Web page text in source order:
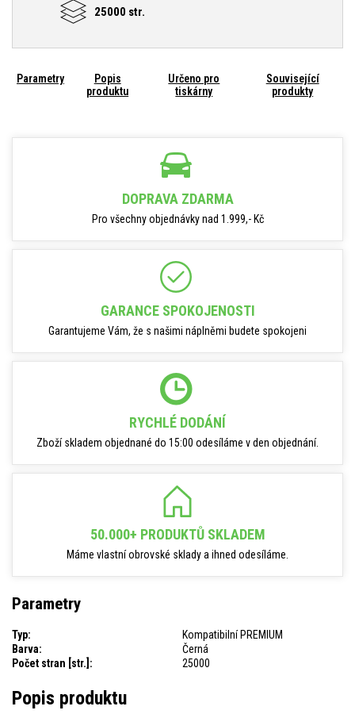
25000 str.
Parametry
Popis
produktu
Určeno pro
tiskárny
Související
produkty
DOPRAVA ZDARMA
Pro všechny objednávky nad 1.999,- Kč
GARANCE SPOKOJENOSTI
Garantujeme Vám, že s našimi náplněmi budete spokojeni
RYCHLÉ DODÁNÍ
Zboží skladem objednané do 15:00 odesíláme v den objednání.
50.000+ PRODUKTŮ SKLADEM
Máme vlastní obrovské sklady a ihned odesíláme.
Parametry
Typ:
Kompatibilní PREMIUM
Barva:
Černá
Počet stran [str.]:
25000
Popis produktu